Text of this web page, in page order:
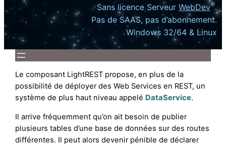
Sans licence Serveur WebDev®.
Pas de SAAS, pas d’abonnement.
Windows 32/64 & Linux
Le composant LightREST propose, en plus de la
possibilité de déployer des Web Services en REST, un
système de plus haut niveau appelé DataService.
Il arrive fréquemment qu’on ait besoin de publier
plusieurs tables d’une base de données sur des routes
différentes. Il peut alors devenir pénible de déclarer